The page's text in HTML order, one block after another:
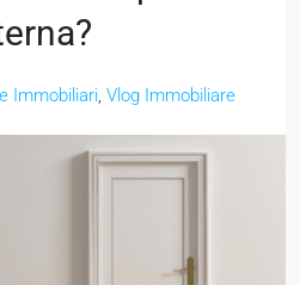
Immobiliari, Vlog Immobiliare